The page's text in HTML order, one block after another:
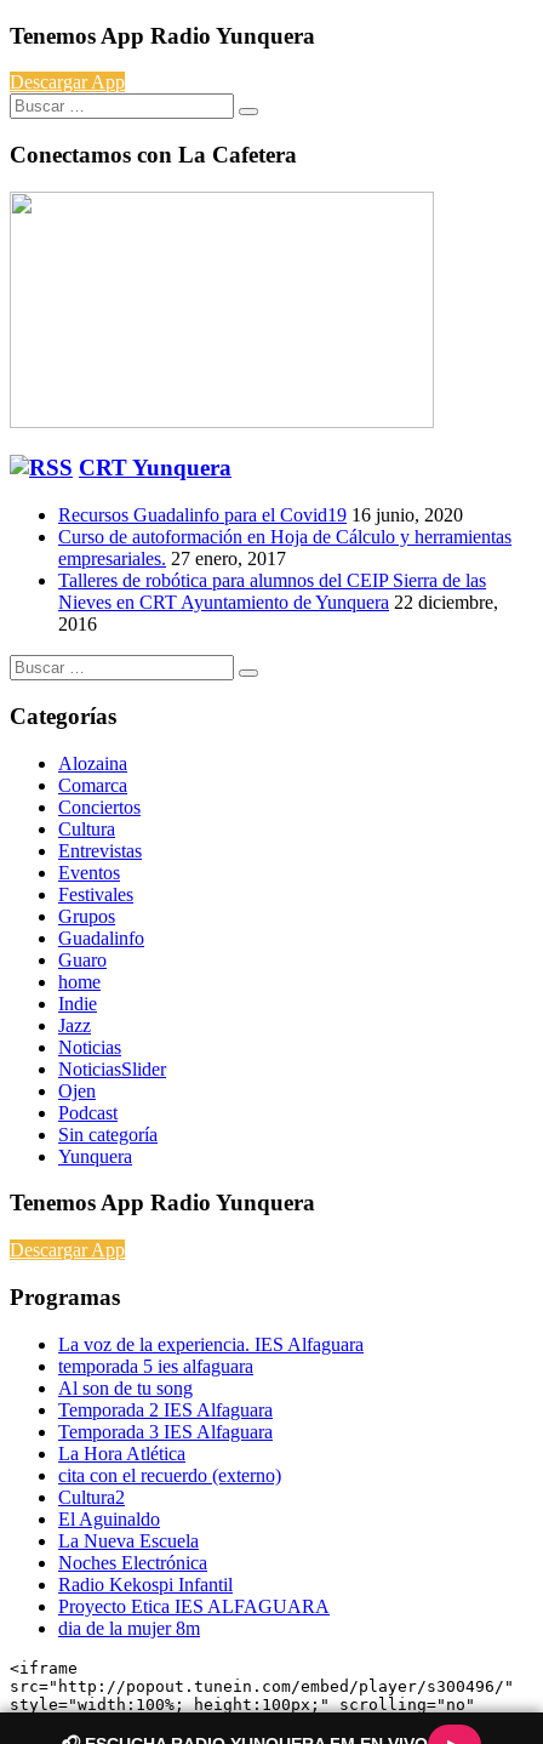
Tenemos App Radio Yunquera
Descargar App
Buscar:
Conectamos con La Cafetera
CRT Yunquera
Recursos Guadalinfo para el Covid19 16 junio, 2020
Curso de autoformación en Hoja de Cálculo y herramientas
empresariales. 27 enero, 2017
Talleres de robótica para alumnos del CEIP Sierra de las
Nieves en CRT Ayuntamiento de Yunquera 22 diciembre,
2016
Buscar:
Categorías
Alozaina
Comarca
Conciertos
Cultura
Entrevistas
Eventos
Festivales
Grupos
Guadalinfo
Guaro
home
Indie
Jazz
Noticias
NoticiasSlider
Ojen
Podcast
Sin categoría
Yunquera
Tenemos App Radio Yunquera
Descargar App
Programas
La voz de la experiencia. IES Alfaguara
temporada 5 ies alfaguara
Al son de tu song
Temporada 2 IES Alfaguara
Temporada 3 IES Alfaguara
La Hora Atlética
cita con el recuerdo (externo)
Cultura2
El Aguinaldo
La Nueva Escuela
Noches Electrónica
Radio Kekospi Infantil
Proyecto Etica IES ALFAGUARA
dia de la mujer 8m
<iframe
src="http://popout.tunein.com/embed/player/s300496/"
style="width:100%; height:100px;" scrolling="no"